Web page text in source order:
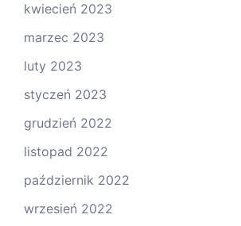
kwiecień 2023
marzec 2023
luty 2023
styczeń 2023
grudzień 2022
listopad 2022
październik 2022
wrzesień 2022